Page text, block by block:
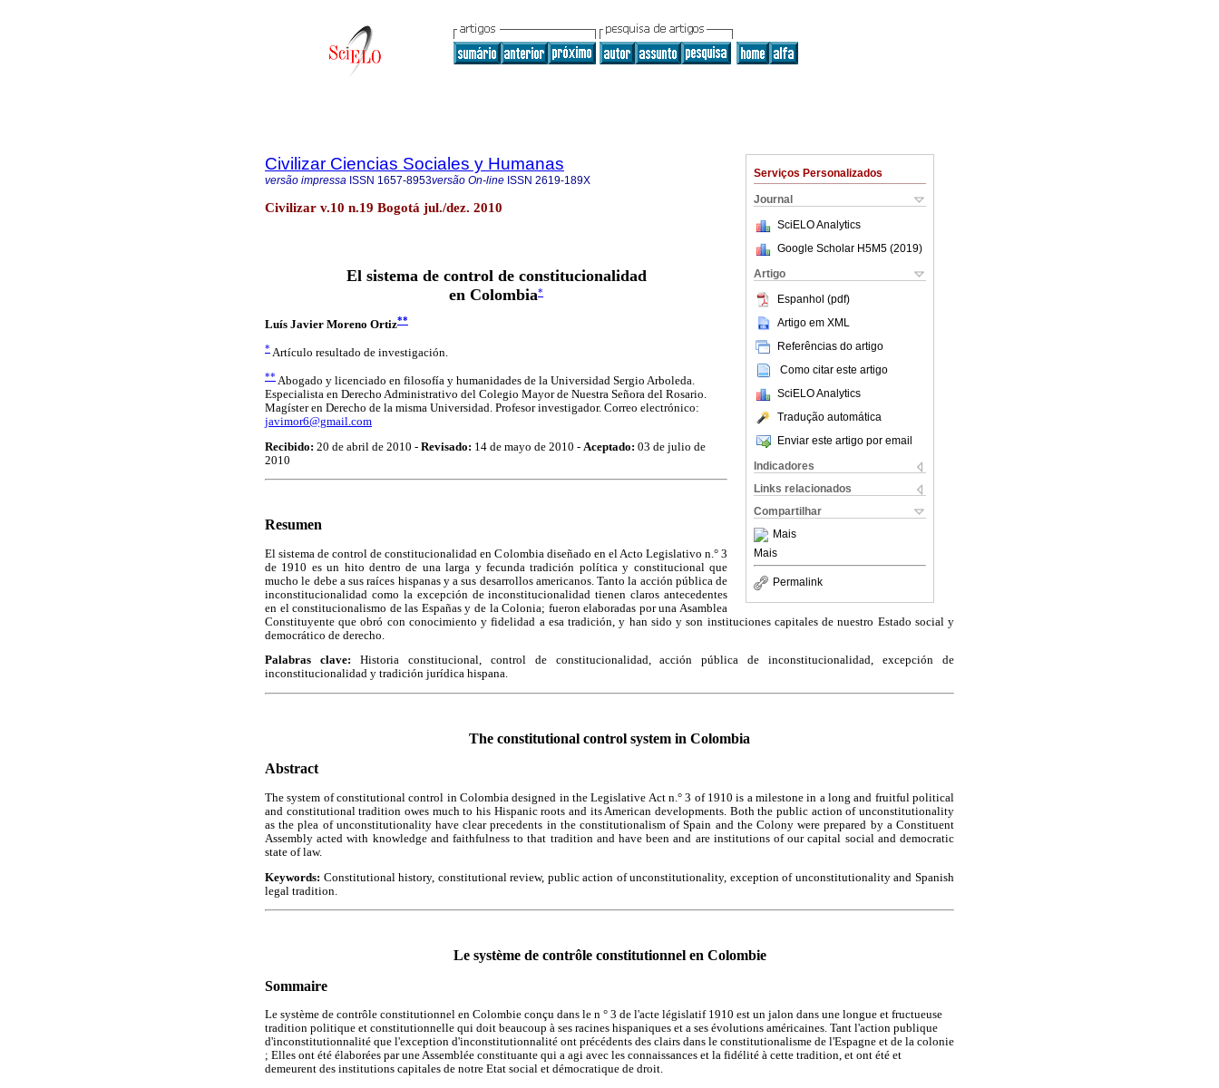
Serviços Personalizados
Journal
SciELO Analytics
Google Scholar H5M5 (2019)
Artigo
Espanhol (pdf)
Artigo em XML
Referências do artigo
Como citar este artigo
SciELO Analytics
Tradução automática
Enviar este artigo por email
Indicadores
Links relacionados
Compartilhar
Mais
Mais
Permalink
Civilizar Ciencias Sociales y Humanas
versão impressa ISSN 1657-8953versão On-line ISSN 2619-189X
Civilizar v.10 n.19 Bogotá jul./dez. 2010
El sistema de control de constitucionalidad
en Colombia*
Luís Javier Moreno Ortiz**
* Artículo resultado de investigación.
** Abogado y licenciado en filosofía y humanidades de la Universidad Sergio Arboleda.
Especialista en Derecho Administrativo del Colegio Mayor de Nuestra Señora del Rosario.
Magíster en Derecho de la misma Universidad. Profesor investigador. Correo electrónico:
javimor6@gmail.com
Recibido: 20 de abril de 2010 - Revisado: 14 de mayo de 2010 - Aceptado: 03 de julio de
2010
Resumen
El sistema de control de constitucionalidad en Colombia diseñado en el Acto Legislativo n.° 3
de 1910 es un hito dentro de una larga y fecunda tradición política y constitucional que
mucho le debe a sus raíces hispanas y a sus desarrollos americanos. Tanto la acción pública de
inconstitucionalidad como la excepción de inconstitucionalidad tienen claros antecedentes
en el constitucionalismo de las Españas y de la Colonia; fueron elaboradas por una Asamblea
Constituyente que obró con conocimiento y fidelidad a esa tradición, y han sido y son instituciones capitales de nuestro Estado social y
democrático de derecho.
Palabras clave: Historia constitucional, control de constitucionalidad, acción pública de inconstitucionalidad, excepción de
inconstitucionalidad y tradición jurídica hispana.
The constitutional control system in Colombia
Abstract
The system of constitutional control in Colombia designed in the Legislative Act n.° 3 of 1910 is a milestone in a long and fruitful political
and constitutional tradition owes much to his Hispanic roots and its American developments. Both the public action of unconstitutionality
as the plea of unconstitutionality have clear precedents in the constitutionalism of Spain and the Colony were prepared by a Constituent
Assembly acted with knowledge and faithfulness to that tradition and have been and are institutions of our capital social and democratic
state of law.
Keywords: Constitutional history, constitutional review, public action of unconstitutionality, exception of unconstitutionality and Spanish
legal tradition.
Le système de contrôle constitutionnel en Colombie
Sommaire
Le système de contrôle constitutionnel en Colombie conçu dans le n ° 3 de l'acte législatif 1910 est un jalon dans une longue et fructueuse
tradition politique et constitutionnelle qui doit beaucoup à ses racines hispaniques et a ses évolutions américaines. Tant l'action publique
d'inconstitutionnalité que l'exception d'inconstitutionnalité ont précédents des clairs dans le constitutionalisme de l'Espagne et de la colonie
; Elles ont été élaborées par une Assemblée constituante qui a agi avec les connaissances et la fidélité à cette tradition, et ont été et
demeurent des institutions capitales de notre Etat social et démocratique de droit.